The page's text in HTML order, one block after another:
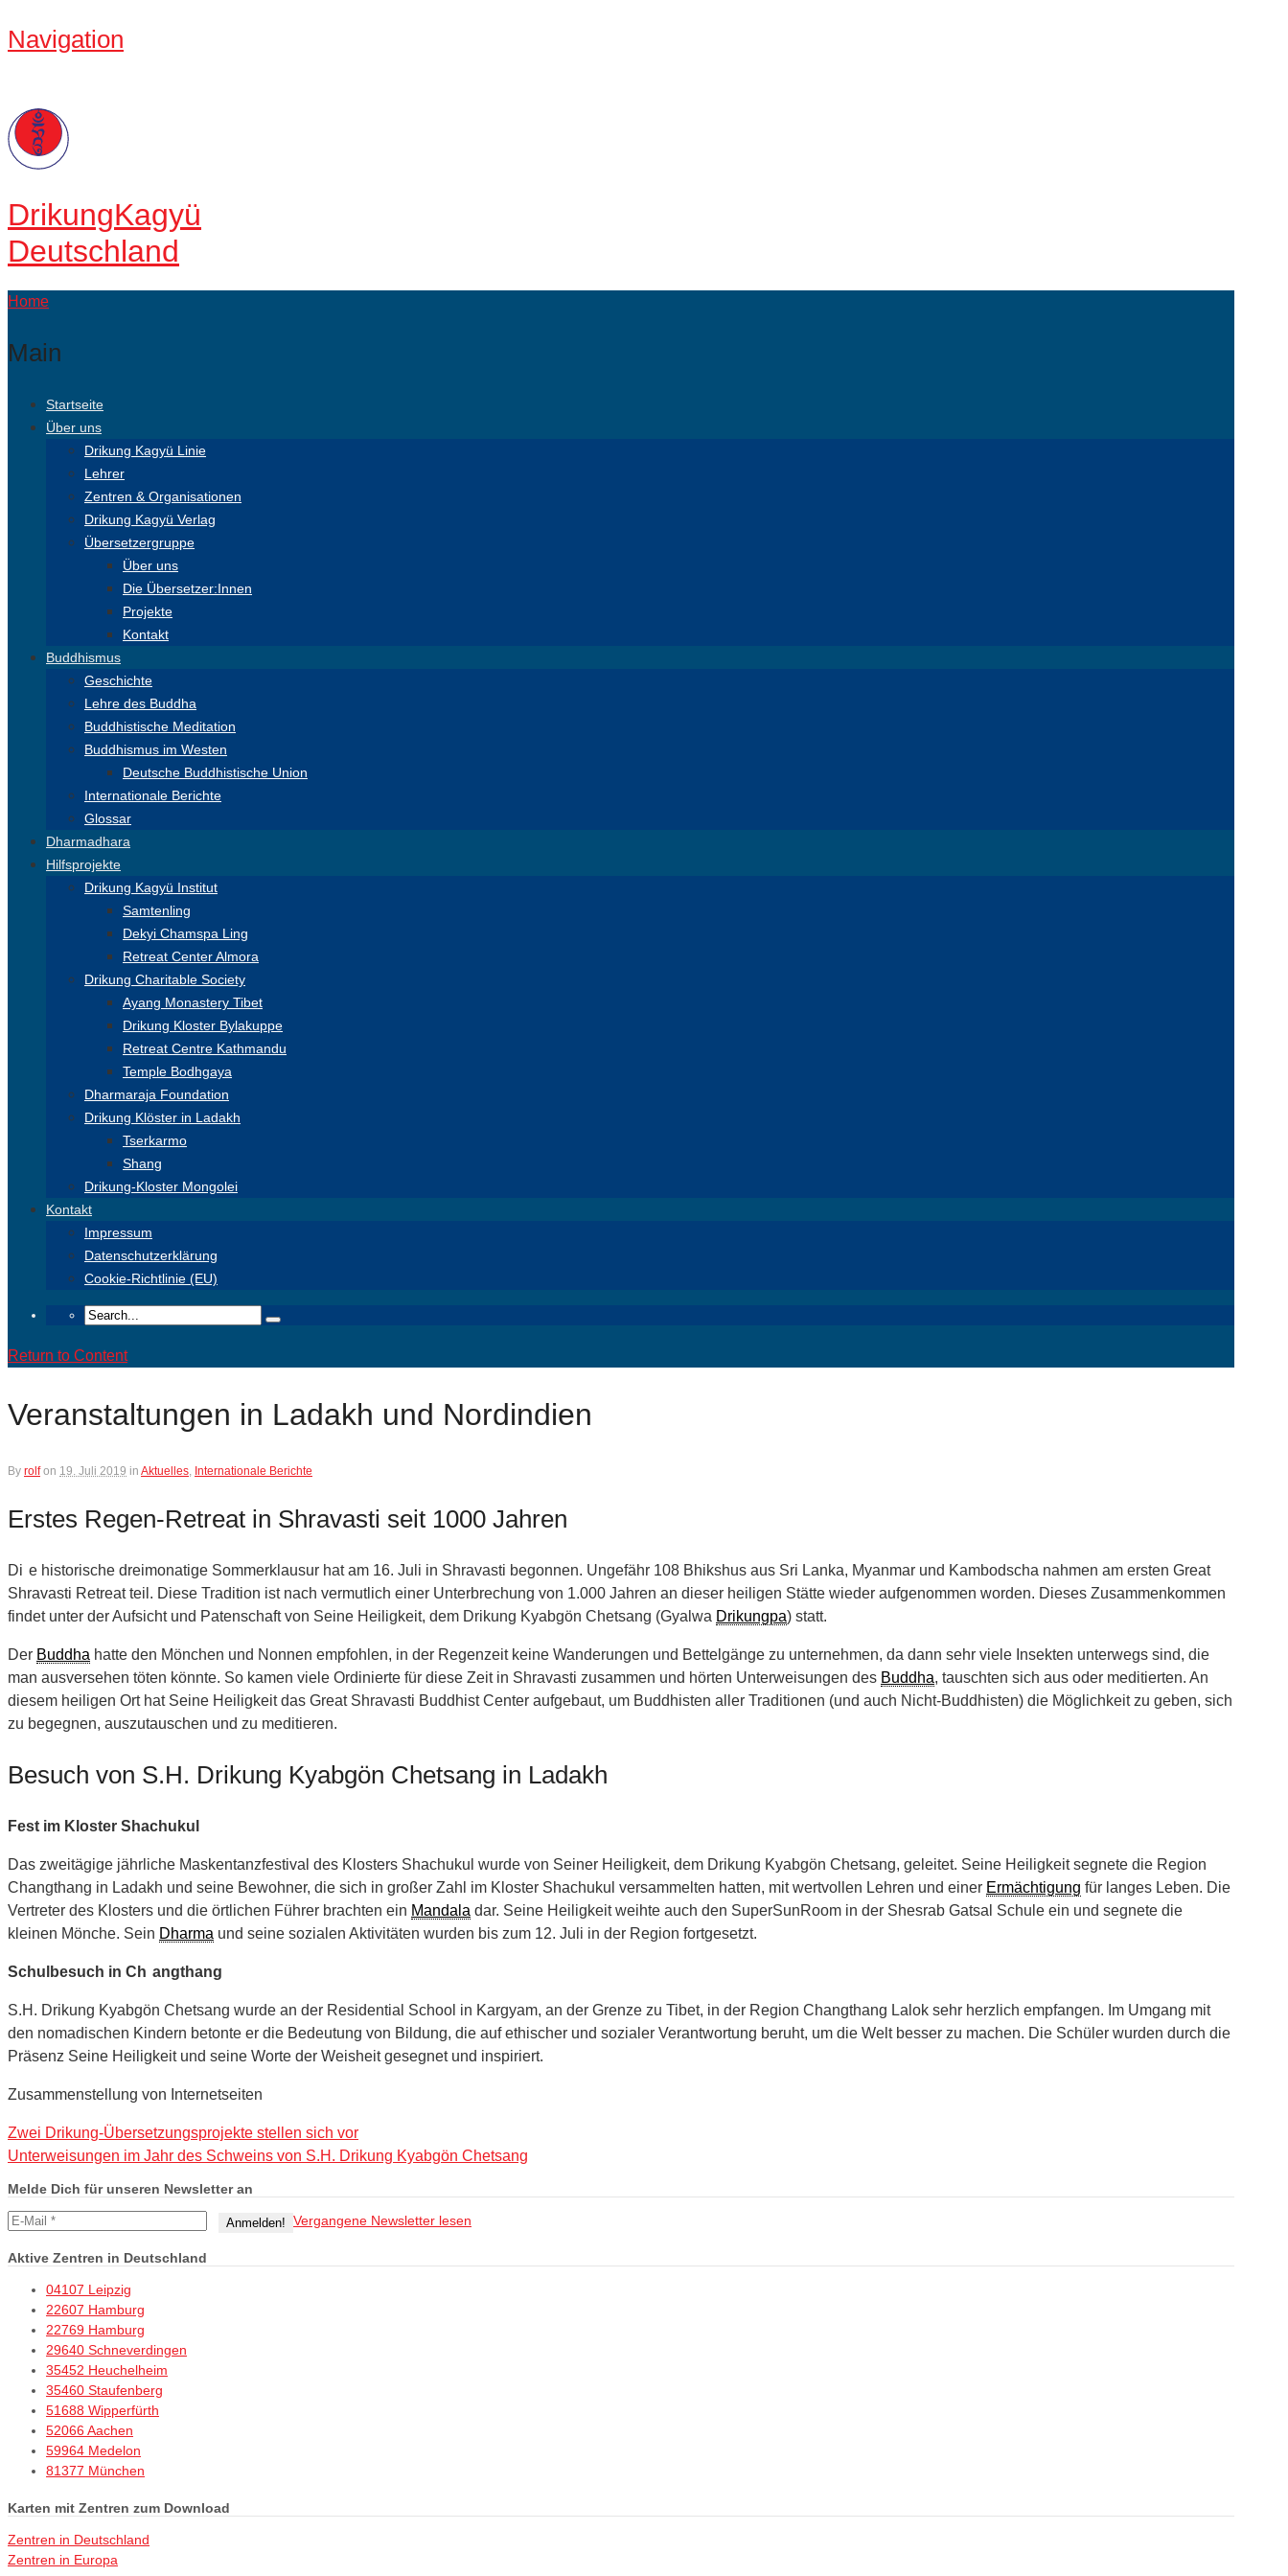
Navigation
DrikungKagyü
Deutschland
Home
Main
Startseite
Über uns
Drikung Kagyü Linie
Lehrer
Zentren & Organisationen
Drikung Kagyü Verlag
Übersetzergruppe
Über uns
Die Übersetzer:Innen
Projekte
Kontakt
Buddhismus
Geschichte
Lehre des Buddha
Buddhistische Meditation
Buddhismus im Westen
Deutsche Buddhistische Union
Internationale Berichte
Glossar
Dharmadhara
Hilfsprojekte
Drikung Kagyü Institut
Samtenling
Dekyi Chamspa Ling
Retreat Center Almora
Drikung Charitable Society
Ayang Monastery Tibet
Drikung Kloster Bylakuppe
Retreat Centre Kathmandu
Temple Bodhgaya
Dharmaraja Foundation
Drikung Klöster in Ladakh
Tserkarmo
Shang
Drikung-Kloster Mongolei
Kontakt
Impressum
Datenschutzerklärung
Cookie-Richtlinie (EU)
Return to Content
Veranstaltungen in Ladakh und Nordindien
By rolf on 19. Juli 2019 in Aktuelles, Internationale Berichte
Erstes Regen-Retreat in Shravasti seit 1000 Jahren
Di e historische dreimonatige Sommerklausur hat am 16. Juli in Shravasti begonnen. Ungefähr 108 Bhikshus aus Sri Lanka, Myanmar und Kambodscha nahmen am ersten Great
Shravasti Retreat teil. Diese Tradition ist nach vermutlich einer Unterbrechung von 1.000 Jahren an dieser heiligen Stätte wieder aufgenommen worden. Dieses Zusammenkommen
findet unter der Aufsicht und Patenschaft von Seine Heiligkeit, dem Drikung Kyabgön Chetsang (Gyalwa Drikungpa) statt.
Der Buddha hatte den Mönchen und Nonnen empfohlen, in der Regenzeit keine Wanderungen und Bettelgänge zu unternehmen, da dann sehr viele Insekten unterwegs sind, die
man ausversehen töten könnte. So kamen viele Ordinierte für diese Zeit in Shravasti zusammen und hörten Unterweisungen des Buddha, tauschten sich aus oder meditierten. An
diesem heiligen Ort hat Seine Heiligkeit das Great Shravasti Buddhist Center aufgebaut, um Buddhisten aller Traditionen (und auch Nicht-Buddhisten) die Möglichkeit zu geben, sich
zu begegnen, auszutauschen und zu meditieren.
Besuch von S.H. Drikung Kyabgön Chetsang in Ladakh
Fest im Kloster Shachukul
Das zweitägige jährliche Maskentanzfestival des Klosters Shachukul wurde von Seiner Heiligkeit, dem Drikung Kyabgön Chetsang, geleitet. Seine Heiligkeit segnete die Region
Changthang in Ladakh und seine Bewohner, die sich in großer Zahl im Kloster Shachukul versammelten hatten, mit wertvollen Lehren und einer Ermächtigung für langes Leben. Die
Vertreter des Klosters und die örtlichen Führer brachten ein Mandala dar. Seine Heiligkeit weihte auch den SuperSunRoom in der Shesrab Gatsal Schule ein und segnete die
kleinen Mönche. Sein Dharma und seine sozialen Aktivitäten wurden bis zum 12. Juli in der Region fortgesetzt.
Schulbesuch in Ch angthang
S.H. Drikung Kyabgön Chetsang wurde an der Residential School in Kargyam, an der Grenze zu Tibet, in der Region Changthang Lalok sehr herzlich empfangen. Im Umgang mit
den nomadischen Kindern betonte er die Bedeutung von Bildung, die auf ethischer und sozialer Verantwortung beruht, um die Welt besser zu machen. Die Schüler wurden durch die
Präsenz Seine Heiligkeit und seine Worte der Weisheit gesegnet und inspiriert.
Zusammenstellung von Internetseiten
Zwei Drikung-Übersetzungsprojekte stellen sich vor
Unterweisungen im Jahr des Schweins von S.H. Drikung Kyabgön Chetsang
Melde Dich für unseren Newsletter an
Vergangene Newsletter lesen
Aktive Zentren in Deutschland
04107 Leipzig
22607 Hamburg
22769 Hamburg
29640 Schneverdingen
35452 Heuchelheim
35460 Staufenberg
51688 Wipperfürth
52066 Aachen
59964 Medelon
81377 München
Karten mit Zentren zum Download
Zentren in Deutschland
Zentren in Europa